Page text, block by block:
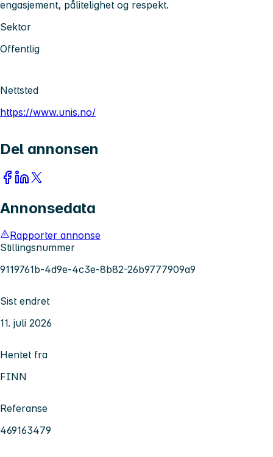
engasjement, pålitelighet og respekt.
Sektor
Offentlig
Nettsted
https://www.unis.no/
Del annonsen
Annonsedata
Rapporter annonse
Stillingsnummer
9119761b-4d9e-4c3e-8b82-26b9777909a9
Sist endret
11. juli 2026
Hentet fra
FINN
Referanse
469163479